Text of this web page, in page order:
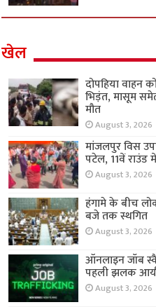
खेल
दोपहिया वाहन
भिड़ंत, मासूम
मौत
August 3, 2026
मांजलपुर विस
पटेल, 11वें राउंड
August 3, 2026
हंगामे के बीच
बजे तक स्थगित
August 3, 2026
ऑनलाइन जॉब
पहली झलक
August 3, 2026